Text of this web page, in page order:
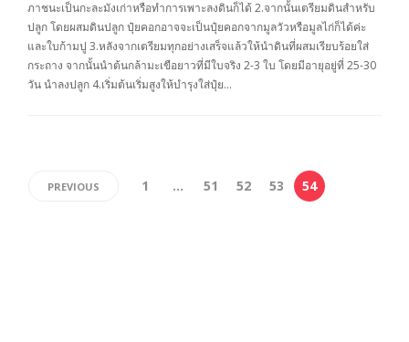
ภาชนะเป็นกะละมังเก่าหรือทำการเพาะลงดินก็ได้ 2.จากนั้นเตรียมดินสำหรับ
ปลูก โดยผสมดินปลูก ปุ๋ยคอกอาจจะเป็นปุ๋ยคอกจากมูลวัวหรือมูลไก่ก็ได้ค่ะ
และใบก้ามปู 3.หลังจากเตรียมทุกอย่างเสร็จแล้วให้นำดินที่ผสมเรียบร้อยใส่
กระถาง จากนั้นนำต้นกล้ามะเขือยาวที่มีใบจริง 2-3 ใบ โดยมีอายุอยู่ที่ 25-30
วัน นำลงปลูก 4.เริ่มต้นเริ่มสูงให้บำรุงใส่ปุ๋ย…
PREVIOUS 1 … 51 52 53 54